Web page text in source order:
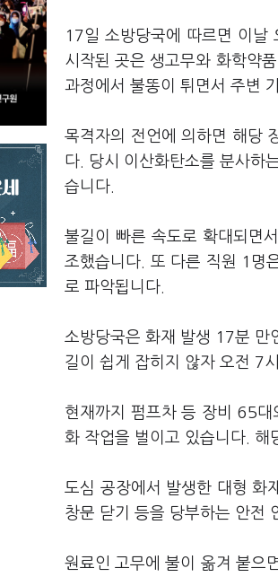
17일 소방당국에 따르면 이날
시작된 곳은 생고무와 화학약
과정에서 불똥이 튀면서 주변
목격자의 전언에 의하면 해당
다. 당시 이산화탄소를 분사하
습니다.
불길이 빠른 속도로 확대되면
조했습니다. 또 다른 직원 1명
로 파악됩니다.
소방당국은 화재 발생 17분 만
길이 쉽게 잡히지 않자 오전 7
현재까지 펌프차 등 장비 65
화 작업을 벌이고 있습니다.
도심 공장에서 발생한 대형 화
창문 닫기 등을 당부하는 안전
원료인 고무에 불이 옮겨 붙으